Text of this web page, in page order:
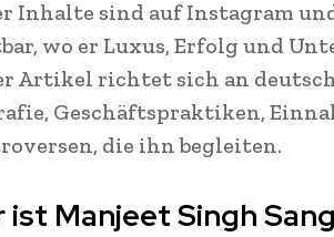
Inhalte sind auf Instagram
wo er Luxus, Erfolg und
Artikel richtet sich an
Geschäftspraktiken,
die ihn begleiten.
ist Manjeet Singh